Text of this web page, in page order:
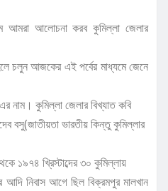
আলোচনা করব কুমিল্লা জেলার
চলুন আজকের এই পর্বের মাধ্যমে জেনে
নাম। কুমিল্লা জেলার বিখ্যাত কবি
বসু(জাতীয়তা ভারতীয় কিন্তু কুমিল্লার
১৯৭৪ খ্রিস্টাব্দের ৩০ কুমিল্লায়
আদি নিবাস আগে ছিল বিক্রমপুর মালখান